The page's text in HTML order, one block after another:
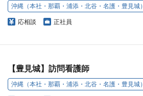
沖縄（本社・那覇・浦添・北谷・名護・豊見城）
応相談 正社員
【豊見城】訪問看護師
沖縄（本社・那覇・浦添・北谷・名護・豊見城）